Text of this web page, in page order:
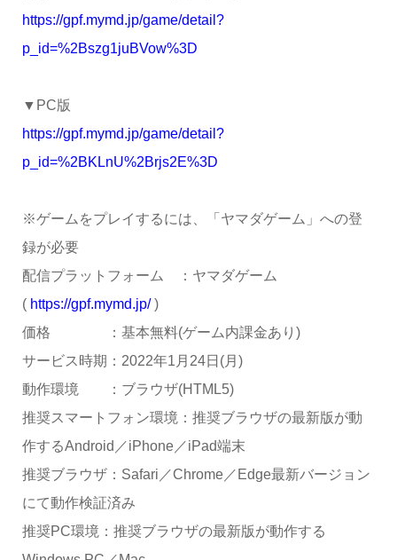
https://gpf.mymd.jp/game/detail?
p_id=%2Bszg1juBVow%3D
▼PC版
https://gpf.mymd.jp/game/detail?
p_id=%2BKLnU%2Brjs2E%3D
※ゲームをプレイするには、「ヤマダゲーム」への登
録が必要
配信プラットフォーム ：ヤマダゲーム
( https://gpf.mymd.jp/)
価格 ：基本無料(ゲーム内課金あり)
サービス時期：2022年1月24日(月)
動作環境 ：ブラウザ(HTML5)
推奨スマートフォン環境：推奨ブラウザの最新版が動
作するAndroid／iPhone／iPad端末
推奨ブラウザ：Safari／Chrome／Edge最新バージョン
にて動作検証済み
推奨PC環境：推奨ブラウザの最新版が動作する